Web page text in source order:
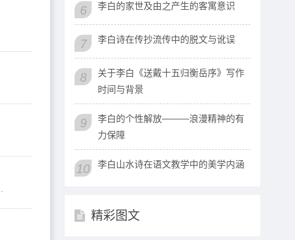
6 李白的家世及由之产生的客寓意识
7 李白诗在传抄流传中的脱文与讹误
8
关于李白《送戴十五归衡岳序》写作
时间与背景
9
李白的个性解放———浪漫精神的有
力保障
10 李白山水诗在语文教学中的美学内涵
精彩图文